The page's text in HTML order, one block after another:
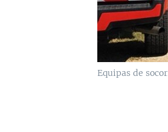
Equipas de